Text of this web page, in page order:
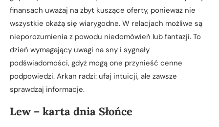
finansach uważaj na zbyt kuszące oferty, ponieważ nie
wszystkie okażą się wiarygodne. W relacjach możliwe są
nieporozumienia z powodu niedomówień lub fantazji. To
dzień wymagający uwagi na sny i sygnały
podświadomości, gdyż mogą one przynieść cenne
podpowiedzi. Arkan radzi: ufaj intuicji, ale zawsze
sprawdzaj informacje.
Lew – karta dnia Słońce